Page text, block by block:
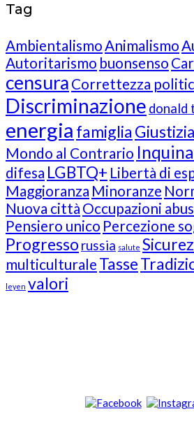
Tag
Ambientalismo Animalismo
Autoritarismo buonsenso
censura Correttezza
Discriminazione donald
energia famigliaGiustizia
Mondo al Contrario
difesa LGBTQ+ Libertà di
Maggioranza Minoranze
Nuova città Occupazioni
Pensiero unico Percezione
Progresso russia salute
multiculturale Tasse
leyen valori